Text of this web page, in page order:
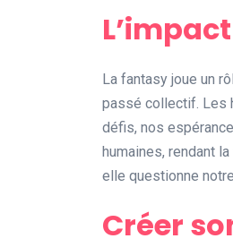
La fantasy joue un
passé collectif. Les
défis, nos
humaines, rendant
elle questionne
Créer